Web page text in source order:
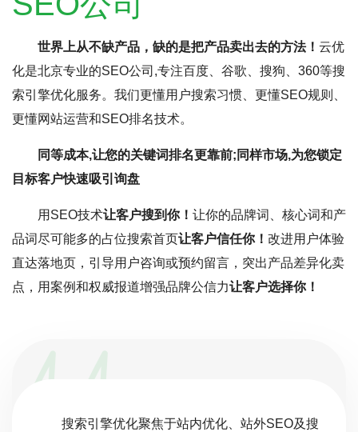
世界上从不缺产品，缺的是把产品卖出去的方法！ 云优
化是北京专业的SEO公司,专注百度、谷歌、搜狗、360等搜
索引擎优化服务。我们更懂用户搜索习惯、更懂SEO规则、
更懂网站运营和SEO排名技术。
同等成本,让您的关键词排名更靠前;同样市场,为您锁定
目标客户快速吸引询盘
用SEO技术让客户搜到你！ 让你的品牌词、核心词和产
品词尽可能多的占位搜索首页让客户信任你！ 改进用户体验
直达落地页，引导用户咨询或预约留言，突出产品差异化卖
点，用案例和权威报道增强品牌公信力让客户选择你！
于站内优化、站外SEO及搜
搜索引擎优化（